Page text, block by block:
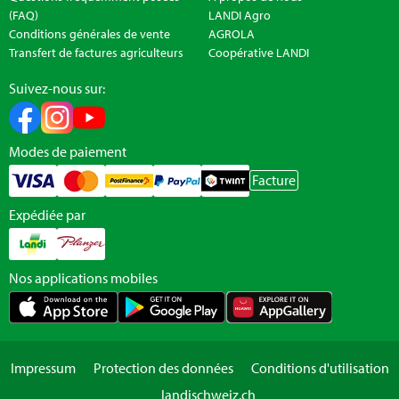
(FAQ)
Conditions générales de vente
Transfert de factures agriculteurs
LANDI Agro
AGROLA
Coopérative LANDI
Suivez-nous sur:
Modes de paiement
Facture
Expédiée par
Nos applications mobiles
Impressum Protection des données
Conditions d'utilisation
landischweiz.ch